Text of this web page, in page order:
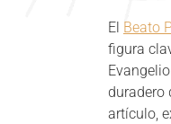
El Beato
figura
duradero
artículo,